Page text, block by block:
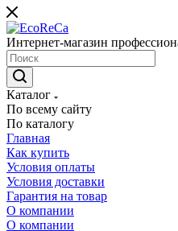
Интернет-магазин
Каталог
По всему сайту
По каталогу
Главная
Как купить
Условия оплаты
Условия доставки
Гарантия на товар
О компании
О компании